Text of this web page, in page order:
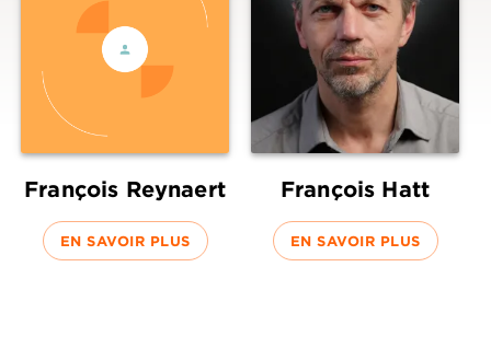
François Reynaert
EN SAVOIR PLUS
François Hatt
EN SAVOIR PLUS